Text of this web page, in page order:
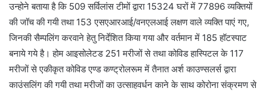
उन्होने बताया है कि 509 सर्विलांस टीमों द्वारा 15324 घरों में 77896 व्यक्तियों
की जॉच की गयी तथा 153 एसएआरआई/वनएलआई लक्षण वाले व्यक्ति पाएं गए,
जिनकी सैम्पलिंग करवाने हेतु निर्देशित किया गया और वर्तमान में 185 हॉटस्पाट
बनाये गये है। होम आइसोलेटड 251 मरीजों से तथा कोविड हास्पिटल के 117
मरीजों से एकीकृत कोविड एण्ड कण्ट्रोलरूम में तैनात अर्श काउण्सलर्स द्वारा
काउंसलिंग की गयी तथा मरीजों का उत्साहवर्धन काने के साथ कोरोना संक्रमण से